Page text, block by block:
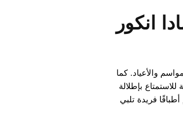
انكور
والأعياد. كما
بإطلالة
فريدة تلبي